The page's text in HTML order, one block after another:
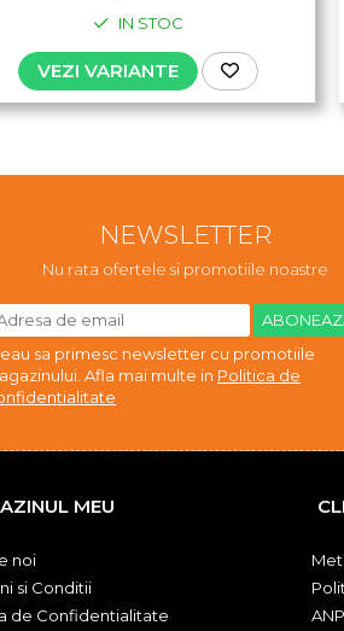
IN STOC
VEZI VARIANTE
NEWSLETTER
Nu rata ofertele si promotiile noastre
sa primesc newsletter cu promotiile
Afla mai multe in Politica de
MEU
noi
si Conditii
de Confidentialitate